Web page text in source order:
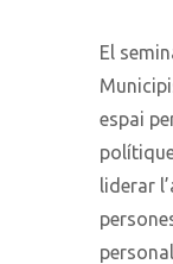
El
espai
liderar